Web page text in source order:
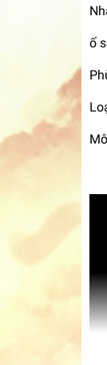
ố